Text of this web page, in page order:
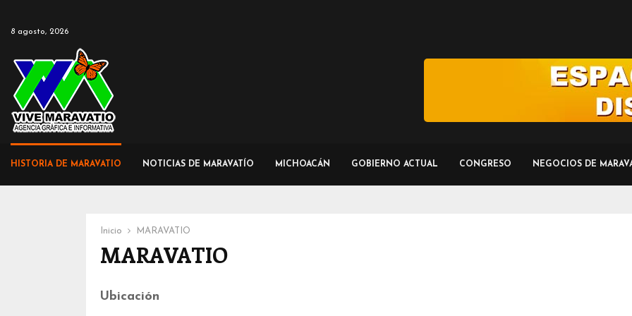
8 agosto, 2026
HISTORIA DE MARAVATIO NOTICIAS DE MARAVATÍO MICHOACÁN GOBIERNO ACTUAL CONGRESO NEGOCIOS DE
Inicio MARAVATIO
MARAVATIO
Ubicación